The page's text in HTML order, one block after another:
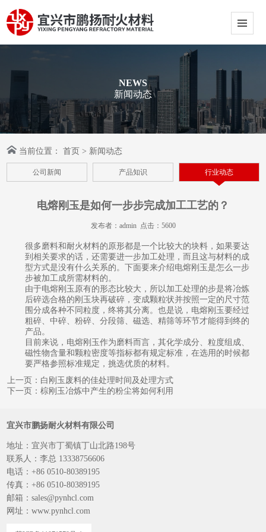
NEWS
新闻动态
当前位置：首页 > 新闻动态
公司新闻 产品知识 行业动态
电熔刚玉是如何一步步完成加工工艺的？
发布者：admin 点击：5600
很多磨料和耐火材料的原形都是一个比较大的块料，如果要达
到相关要求的话，还需要进一步加工处理，而且这与材料的成
型方式是没有什么关系的。下面要来介绍电熔刚玉是怎么一步
步被加工成所需材料的。
由于电熔刚玉原有的形态比较大，所以加工处理的步是将冶炼
后碎选合格的刚玉块再破碎，变成颗粒状并按照一定的尺寸范
围分成各种不同粒度，终将其分离。也是说，电熔刚玉要经过
粗碎、中碎、粉碎、分段筛、磁选、精筛等环节才能得到终的
产品。
目前来说，电熔刚玉作为磨料而言，其化学成分、粒度组成、
磁性物含量和颗粒密度等指标都有规定标准，在选用的时候都
要严格参照标准规定，挑选优质的材料。
上一页：白刚玉废料的佳处理时间及处理方式
下一页：棕刚玉冶炼中产生的粉尘将如何利用
宜兴市鹏扬耐火材料有限公司
地址：宜兴市丁蜀镇丁山北路198号
联系人：李总 13338756606
电话：+86 0510-80389195
传真：+86 0510-80389195
邮箱：sales@pynhcl.com
网址：www.pynhcl.com